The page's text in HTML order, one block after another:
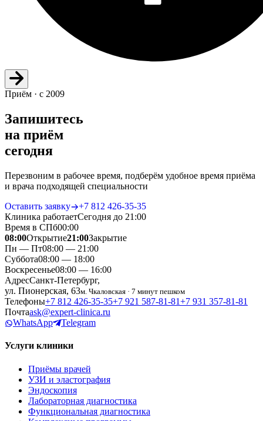
Приём · с 2009
Запишитесь
на приём
сегодня
Перезвоним в рабочее время, подберём удобное время приёма
и врача подходящей специальности
Оставить заявку
+7 812 426‑35‑35
Клиника работаетСегодня до 21:00
Время в СПб00:00
08:00Открытие21:00Закрытие
Пн — Пт08:00 — 21:00
Суббота08:00 — 18:00
Воскресенье08:00 — 16:00
АдресСанкт-Петербург,
ул. Пионерская, 63м. Чкаловская · 7 минут пешком
Телефоны+7 812 426‑35‑35+7 921 587‑81‑81+7 931 357‑81‑81
Почтаask@expert-clinica.ru
WhatsApp
Telegram
Услуги клиники
Приёмы врачей
УЗИ и эластография
Эндоскопия
Лабораторная диагностика
Функциональная диагностика